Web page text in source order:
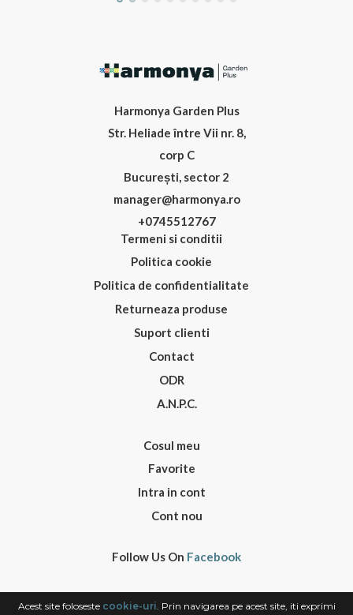
Harmonya Garden Plus
Str. Heliade între Vii nr. 8,
corp C
București, sector 2
manager@harmonya.ro
+0745512767
Termeni si conditii
Politica cookie
Politica de confidentialitate
Returneaza produse
Suport clienti
Contact
ODR
A.N.P.C.
Cosul meu
Favorite
Intra in cont
Cont nou
Follow Us On Facebook
Acest site foloseste cookie-uri. Prin navigarea pe acest site, iti exprimi